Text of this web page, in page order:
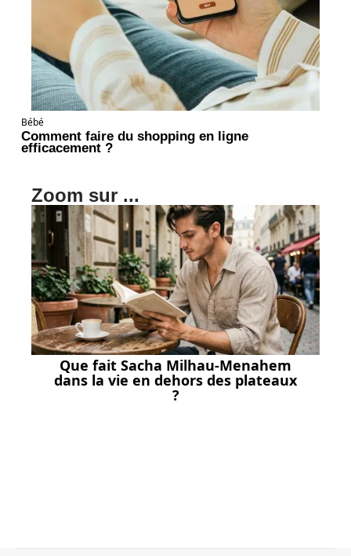
Bébé
Comment faire du shopping en ligne
efficacement ?
Zoom sur ...
Que fait Sacha Milhau-Menahem
dans la vie en dehors des plateaux
?